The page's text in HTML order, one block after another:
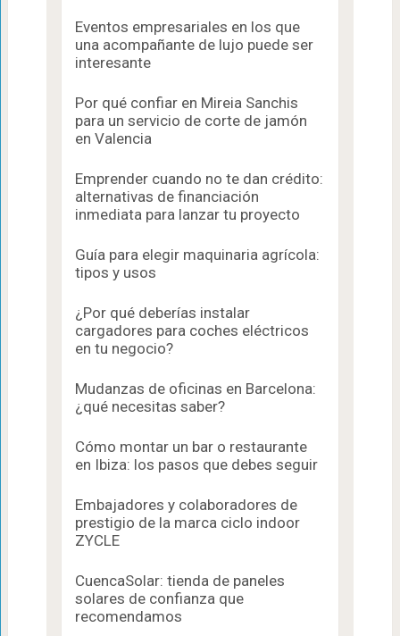
Eventos empresariales en los que
una acompañante de lujo puede ser
interesante
Por qué confiar en Mireia Sanchis
para un servicio de corte de jamón
en Valencia
Emprender cuando no te dan crédito:
alternativas de financiación
inmediata para lanzar tu proyecto
Guía para elegir maquinaria agrícola:
tipos y usos
¿Por qué deberías instalar
cargadores para coches eléctricos
en tu negocio?
Mudanzas de oficinas en Barcelona:
¿qué necesitas saber?
Cómo montar un bar o restaurante
en Ibiza: los pasos que debes seguir
Embajadores y colaboradores de
prestigio de la marca ciclo indoor
ZYCLE
CuencaSolar: tienda de paneles
solares de confianza que
recomendamos